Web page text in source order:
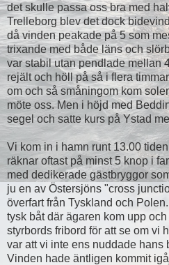
det skulle passa oss bra med
Trelleborg blev det dock
då vinden peakade på 5 som
trixande med både läns och
var stabil utan pendlade mellan
rejält och höll på så i flera
om och så småningom kom
möte oss. Men i höjd med
segel och satte kurs på Ystad
Vi kom in i hamn runt 13.00
räknar oftast på minst 5 knop i
med dedikerade gästbryggor
ju en av Östersjöns "cross
överfart från Tyskland och
tysk båt där ägaren kom upp
styrbords fribord för att se om vi
var att vi inte ens nuddade hans
Vinden hade äntligen kommit